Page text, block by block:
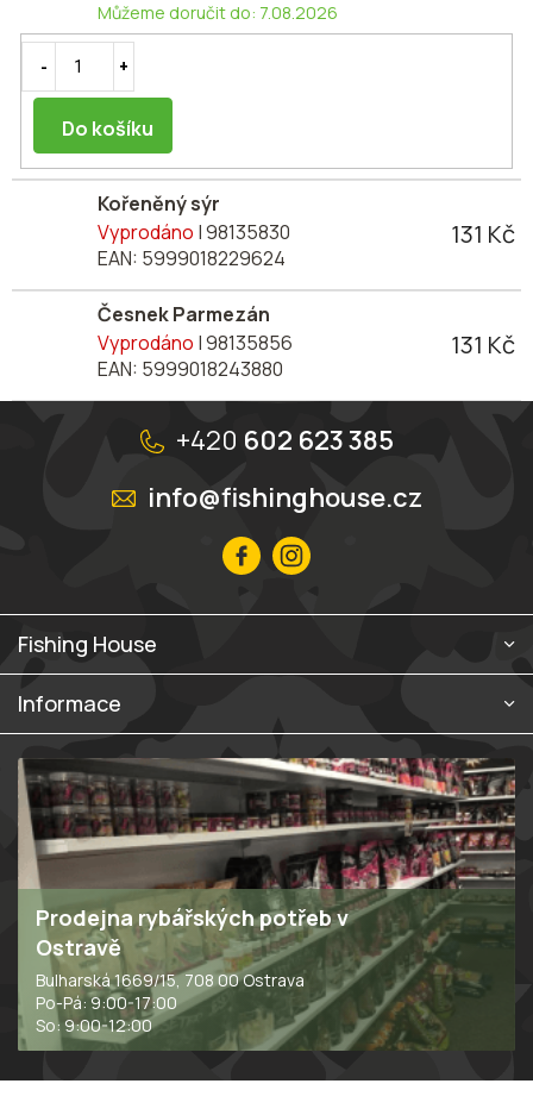
Můžeme doručit do: 7.08.2026
Do košíku
Kořeněný sýr
Vyprodáno | 98135830
EAN: 5999018229624
131 Kč
Česnek Parmezán
Vyprodáno | 98135856
EAN: 5999018243880
131 Kč
Z
+420 602 623 385
info@fishinghouse.cz
Fishing House
Informace
Prodejna rybářských potřeb v
Ostravě
Bulharská 1669/15, 708 00 Ostrava
Po-Pá: 9:00-17:00
So: 9:00-12:00